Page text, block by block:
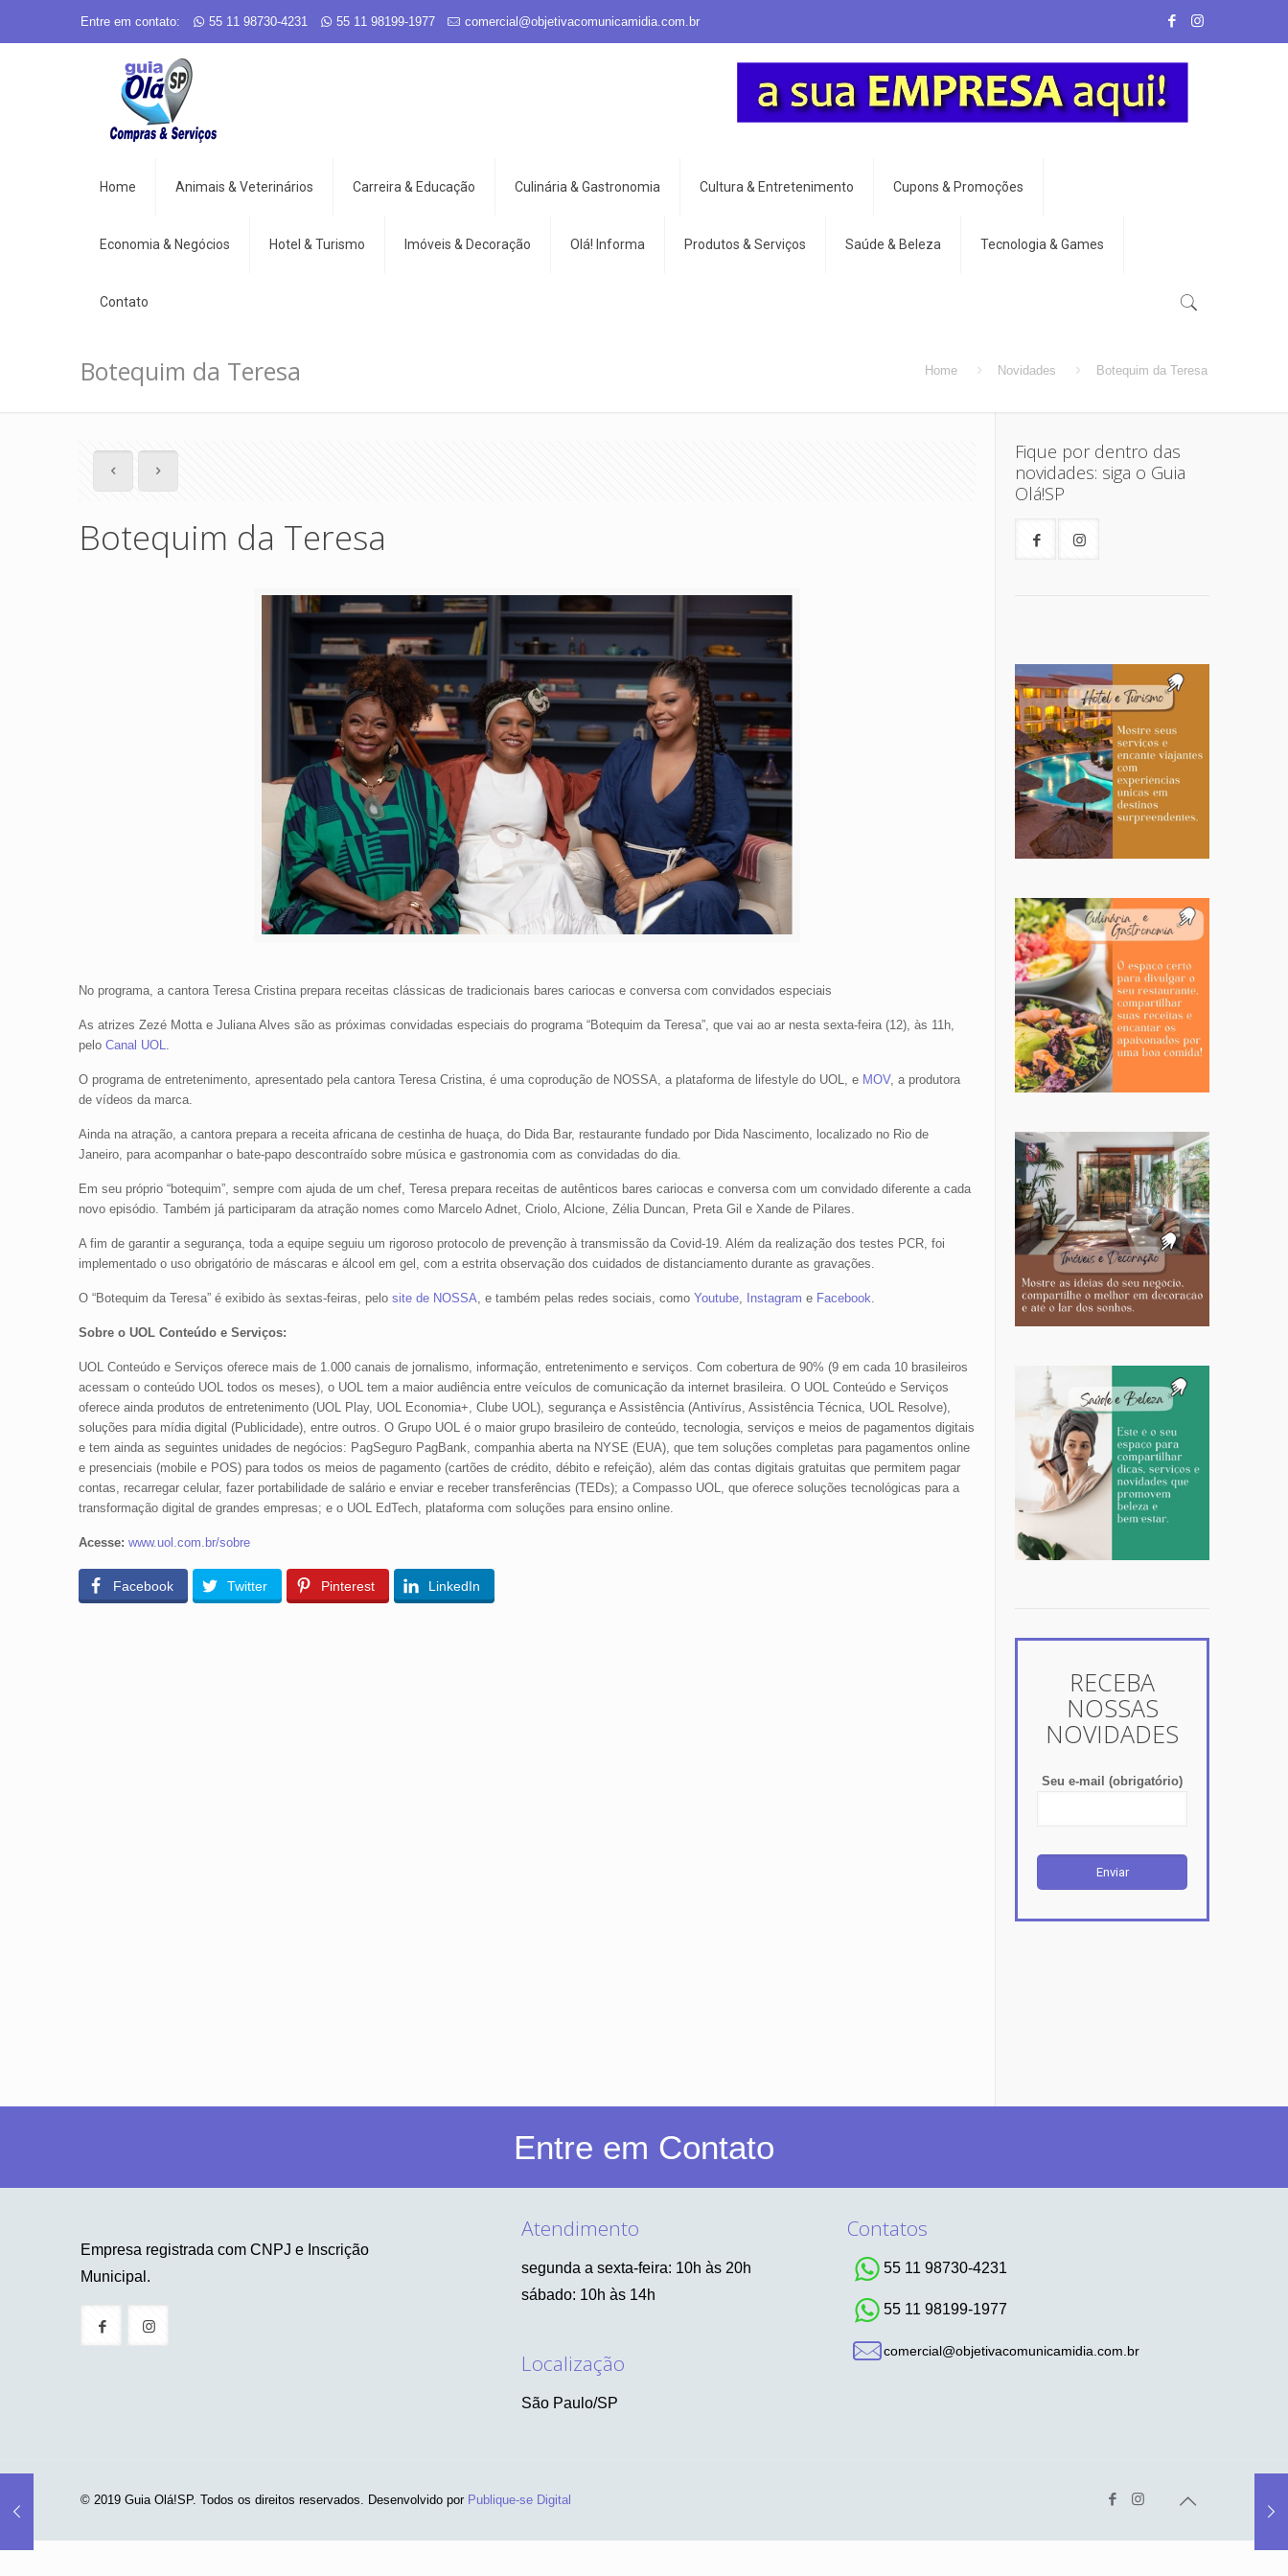
Entre em contato: 55 11 98730-4231 55 11 98199-1977 comercial@objetivacomunicamidia.com.br
Home Animais & Veterinários Carreira & Educação Culinária & Gastronomia Cultura & Entretenimento Cupons & Promoções
Economia & Negócios Hotel & Turismo Imóveis & Decoração Olá! Informa Produtos & Serviços Saúde & Beleza Tecnologia & Games
Contato
Botequim da Teresa Home Novidades Botequim da Teresa
Botequim da Teresa
No programa, a cantora Teresa Cristina prepara receitas clássicas de tradicionais bares cariocas e conversa com convidados especiais
As atrizes Zezé Motta e Juliana Alves são as próximas convidadas especiais do programa “Botequim da Teresa”, que vai ao ar nesta sexta-feira (12), às 11h,
pelo Canal UOL.
O programa de entretenimento, apresentado pela cantora Teresa Cristina, é uma coprodução de NOSSA, a plataforma de lifestyle do UOL, e MOV, a produtora
de vídeos da marca.
Ainda na atração, a cantora prepara a receita africana de cestinha de huaça, do Dida Bar, restaurante fundado por Dida Nascimento, localizado no Rio de
Janeiro, para acompanhar o bate-papo descontraído sobre música e gastronomia com as convidadas do dia.
Em seu próprio “botequim”, sempre com ajuda de um chef, Teresa prepara receitas de autênticos bares cariocas e conversa com um convidado diferente a cada
novo episódio. Também já participaram da atração nomes como Marcelo Adnet, Criolo, Alcione, Zélia Duncan, Preta Gil e Xande de Pilares.
A fim de garantir a segurança, toda a equipe seguiu um rigoroso protocolo de prevenção à transmissão da Covid-19. Além da realização dos testes PCR, foi
implementado o uso obrigatório de máscaras e álcool em gel, com a estrita observação dos cuidados de distanciamento durante as gravações.
O “Botequim da Teresa” é exibido às sextas-feiras, pelo site de NOSSA, e também pelas redes sociais, como Youtube, Instagram e Facebook.
Sobre o UOL Conteúdo e Serviços:
UOL Conteúdo e Serviços oferece mais de 1.000 canais de jornalismo, informação, entretenimento e serviços. Com cobertura de 90% (9 em cada 10 brasileiros
acessam o conteúdo UOL todos os meses), o UOL tem a maior audiência entre veículos de comunicação da internet brasileira. O UOL Conteúdo e Serviços
oferece ainda produtos de entretenimento (UOL Play, UOL Economia+, Clube UOL), segurança e Assistência (Antivírus, Assistência Técnica, UOL Resolve),
soluções para mídia digital (Publicidade), entre outros. O Grupo UOL é o maior grupo brasileiro de conteúdo, tecnologia, serviços e meios de pagamentos digitais
e tem ainda as seguintes unidades de negócios: PagSeguro PagBank, companhia aberta na NYSE (EUA), que tem soluções completas para pagamentos online
e presenciais (mobile e POS) para todos os meios de pagamento (cartões de crédito, débito e refeição), além das contas digitais gratuitas que permitem pagar
contas, recarregar celular, fazer portabilidade de salário e enviar e receber transferências (TEDs); a Compasso UOL, que oferece soluções tecnológicas para a
transformação digital de grandes empresas; e o UOL EdTech, plataforma com soluções para ensino online.
Acesse: www.uol.com.br/sobre
Facebook Twitter Pinterest LinkedIn
Fique por dentro das
novidades: siga o Guia
Olá!SP
RECEBA
NOSSAS
NOVIDADES
Seu e-mail (obrigatório)
Entre em Contato
Empresa registrada com CNPJ e Inscrição
Municipal.
Atendimento
segunda a sexta-feira: 10h às 20h
sábado: 10h às 14h
Localização
São Paulo/SP
Contatos
55 11 98730-4231
55 11 98199-1977
comercial@objetivacomunicamidia.com.br
© 2019 Guia Olá!SP. Todos os direitos reservados. Desenvolvido por Publique-se Digital